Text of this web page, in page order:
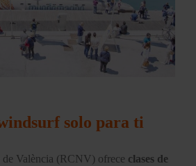
solo para ti
València (RCNV) ofrece clases de